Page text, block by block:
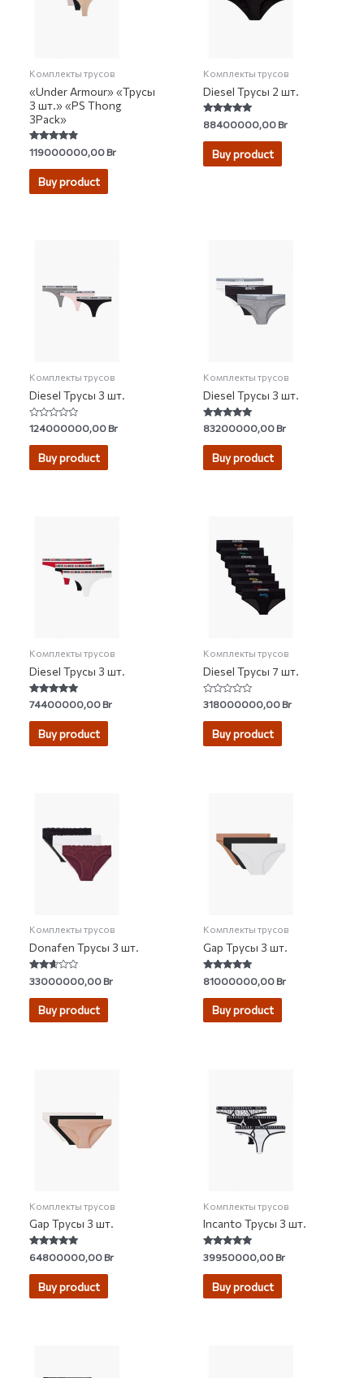
Комплекты трусов
«Under Armour» «Трусы
3 шт.» «PS Thong
3Pack»
Rated
4.66
out of 5
119000000,00Br
Buy product
Комплекты трусов
Diesel Трусы 2 шт.
Rated
5.00
out of 5
88400000,00Br
Buy product
Комплекты трусов
Diesel Трусы 3 шт.
Rated
0
out
124000000,00Br
Buy product
Комплекты трусов
Diesel Трусы 3 шт.
Rated
5.00
out of 5
83200000,00Br
Buy product
Комплекты трусов
Diesel Трусы 3 шт.
Rated
4.97
out of 5
74400000,00Br
Buy product
Комплекты трусов
Diesel Трусы 7 шт.
Rated
0
out
318000000,00Br
Buy product
Комплекты трусов
Donafen Трусы 3 шт.
Rated
2.50
out of
33000000,00Br
Buy product
Комплекты трусов
Gap Трусы 3 шт.
Rated
4.73
out of 5
81000000,00Br
Buy product
Комплекты трусов
Gap Трусы 3 шт.
Rated
4.75
out of 5
64800000,00Br
Buy product
Комплекты трусов
Incanto Трусы 3 шт.
Rated
4.67
out of 5
39950000,00Br
Buy product